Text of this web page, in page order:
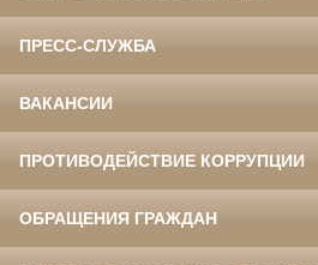
ПРЕСС-СЛУЖБА
ВАКАНСИИ
ПРОТИВОДЕЙСТВИЕ КОРРУПЦИИ
ОБРАЩЕНИЯ ГРАЖДАН